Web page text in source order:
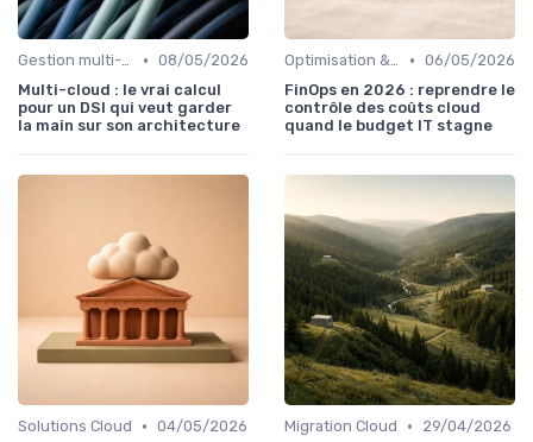
Gestion multi-cloud • 08/05/2026
Multi-cloud : le vrai calcul
pour un DSI qui veut garder
la main sur son architecture
Optimisation & Coûts • 06/05/2026
FinOps en 2026 : reprendre le
contrôle des coûts cloud
quand le budget IT stagne
Solutions Cloud • 04/05/2026
Migration Cloud •
29/04/2026